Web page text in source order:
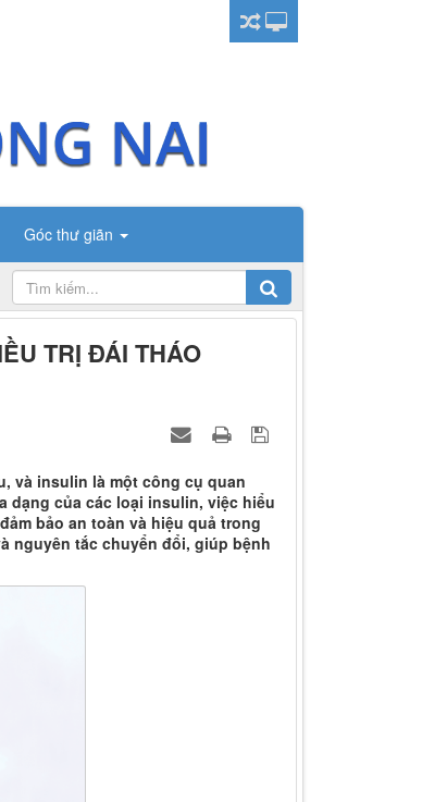
Góc thư giãn
TRỊ ĐÁI THÁO
và insulin là một công cụ quan
của các loại insulin, việc hiểu
bảo an toàn và hiệu quả trong
nguyên tắc chuyển đổi, giúp bệnh